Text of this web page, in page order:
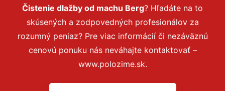
Čistenie dlažby od machu Berg? Hľadáte na to
skúsených a zodpovedných profesionálov za
rozumný peniaz? Pre viac informácií či nezáväznú
cenovú ponuku nás neváhajte kontaktovať –
www.polozime.sk.